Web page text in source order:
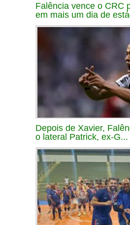
Falência vence o CRC
em mais um dia de
Depois de Xavier,
o lateral Patrick, ex-G...